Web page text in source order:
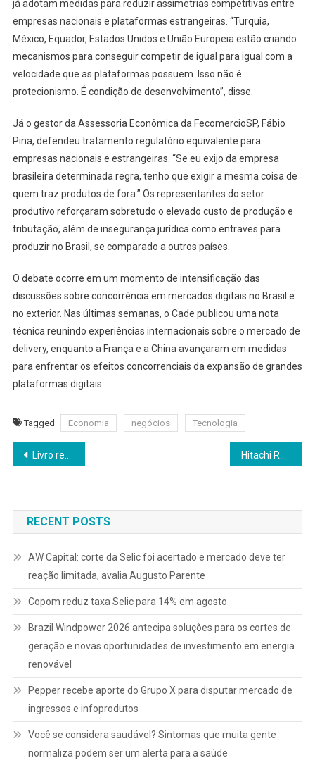
já adotam medidas para reduzir assimetrias competitivas entre
empresas nacionais e plataformas estrangeiras. “Turquia,
México, Equador, Estados Unidos e União Europeia estão criando
mecanismos para conseguir competir de igual para igual com a
velocidade que as plataformas possuem. Isso não é
protecionismo. É condição de desenvolvimento”, disse.
Já o gestor da Assessoria Econômica da FecomercioSP, Fábio
Pina, defendeu tratamento regulatório equivalente para
empresas nacionais e estrangeiras. “Se eu exijo da empresa
brasileira determinada regra, tenho que exigir a mesma coisa de
quem traz produtos de fora.” Os representantes do setor
produtivo reforçaram sobretudo o elevado custo de produção e
tributação, além de insegurança jurídica como entraves para
produzir no Brasil, se comparado a outros países.
O debate ocorre em um momento de intensificação das
discussões sobre concorrência em mercados digitais no Brasil e
no exterior. Nas últimas semanas, o Cade publicou uma nota
técnica reunindo experiências internacionais sobre o mercado de
delivery, enquanto a França e a China avançaram em medidas
para enfrentar os efeitos concorrenciais da expansão de grandes
plataformas digitais.
Tagged Economia negócios Tecnologia
Navegação
Post
Livro resgata a trajetória do cartão, do crédito e dos pagamentos no Brasil
RECENT POSTS
AW Capital: corte da Selic foi acertado e mercado deve ter
reação limitada, avalia Augusto Parente
Copom reduz taxa Selic para 14% em agosto
Brazil Windpower 2026 antecipa soluções para os cortes de
geração e novas oportunidades de investimento em energia
renovável
Pepper recebe aporte do Grupo X para disputar mercado de
ingressos e infoprodutos
Você se considera saudável? Sintomas que muita gente
normaliza podem ser um alerta para a saúde